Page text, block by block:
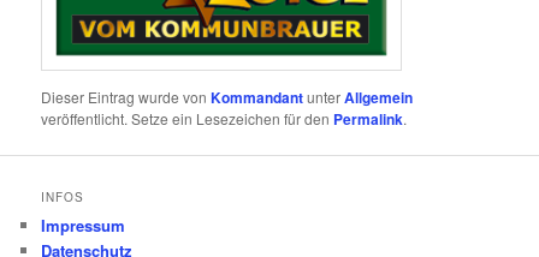
Dieser Eintrag wurde vonKommandantunterAllgemein
veröffentlicht. Setze ein Lesezeichen für den Permalink.
INFOS
Impressum
Datenschutz